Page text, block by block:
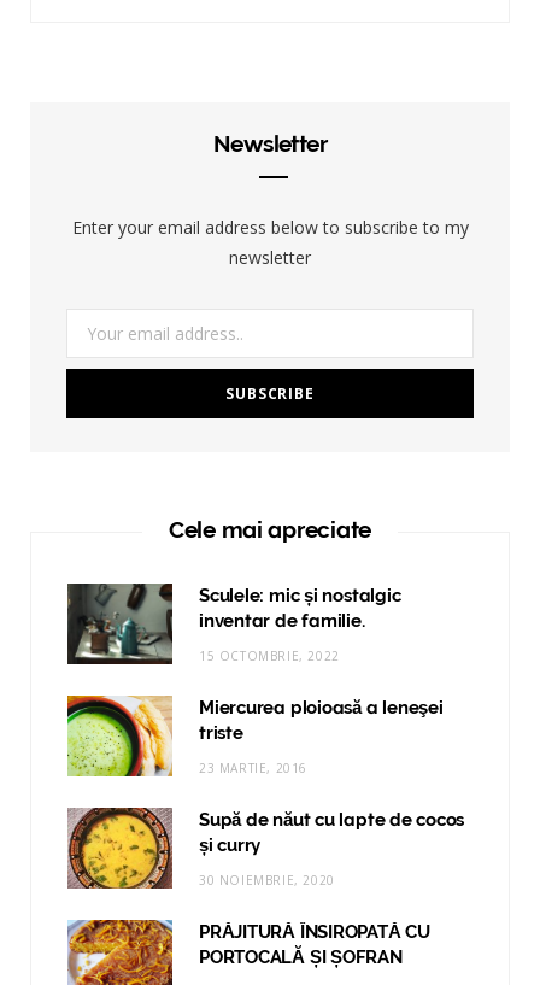
Newsletter
Enter your email address below to subscribe to my
newsletter
Cele mai apreciate
Sculele: mic și nostalgic
inventar de familie.
15 OCTOMBRIE, 2022
Miercurea ploioasă a leneşei
triste
23 MARTIE, 2016
Supă de năut cu lapte de cocos
și curry
30 NOIEMBRIE, 2020
PRĂJITURĂ ÎNSIROPATĂ CU
PORTOCALĂ ȘI ȘOFRAN